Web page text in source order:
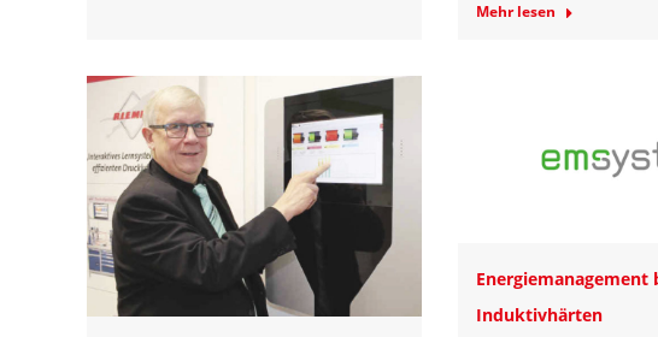
Mehr lesen
Energiemanagement
Induktivhärten